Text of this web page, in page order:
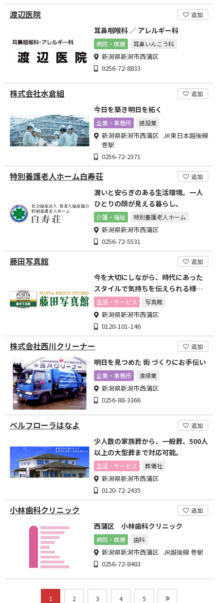
渡辺医院 追加
耳鼻咽喉科 ／ アレルギー科
病院・医療 耳鼻いんこう科
新潟県新潟市西蒲区
0256-72-8833
株式会社水倉組 追加
今日を築き明日を拓く
企業・事務所 建設業
新潟県新潟市西蒲区 JR東日本越後線
巻駅
0256-72-2371
特別養護老人ホーム白寿荘 追加
潤いと安らぎのある生活環境。一人
ひとりの顔が見える暮らし。
介護・福祉 特別養護老人ホーム
新潟県新潟市西蒲区
0256-72-5531
藤田写真館 追加
今を大切にしながら、時代にあった
スタイルで気持ちを伝えられる様、
沢山のいい写真に出会いたい
生活・サービス 写真館
新潟県新潟市西蒲区
0120-101-146
株式会社西川クリーナー 追加
明日を見つめた 街 づくりにお手伝い
企業・事務所 清掃業
新潟県新潟市西蒲区
0256-88-3366
ベルフローラはなよ 追加
少人数の家族葬から、一般葬、500人
以上の大型葬まで対応可能。
生活・サービス 葬儀社
新潟県新潟市西蒲区
0120-72-2435
小林歯科クリニック 追加
西蒲区 小林歯科クリニック
病院・医療 歯科
新潟県新潟市西蒲区 JR越後線 巻駅
0256-72-8483
1 2 3 4 5